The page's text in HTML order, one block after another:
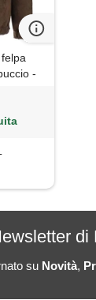
-
di
su Novità,